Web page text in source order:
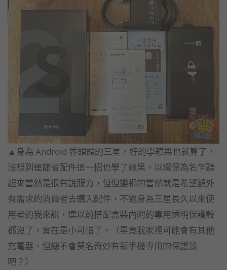
▲身為 Android 界頭頭的三星，好的學蘋果也就算了，
沒想到連節省配件這一招也學了蘋果，以環保為名乍聽
起來當然是很有說服力，但但變相的當然就是希望額外
有需求的消費者去購入配件，不過身為三星長久以來使
用者的我來說，連以前搭配盒裝內附的專用透明保護殼
都沒了，實在是小可惜了。（畢竟我家裡可能會有其他
充電器，但總不會莫名奇妙有新手機專用的保護殼
吧？）